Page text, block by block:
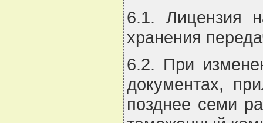
6.1. Лицензия
хранения
6.2. При
документах,
позднее семи